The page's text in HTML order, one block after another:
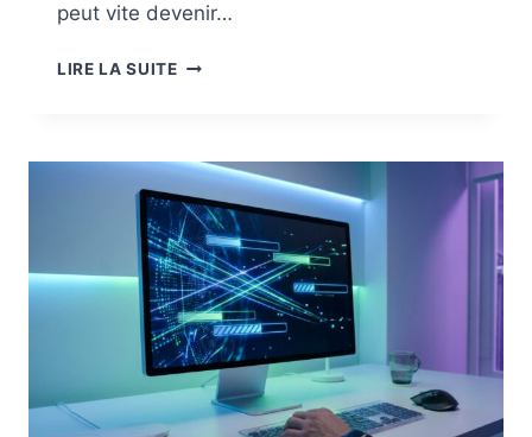
peut vite devenir…
LIRE LA SUITELOGICIELS
POUR
OPTIMISER
WINDOWS
:
LEQUEL
CHOISIR
VRAIMENT